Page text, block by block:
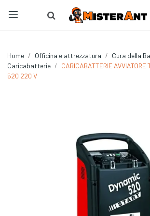
Home Officina e attrezzatura
Cura della
Caricabatterie
CARICABATTERIE AVVIATORE
520 220 V